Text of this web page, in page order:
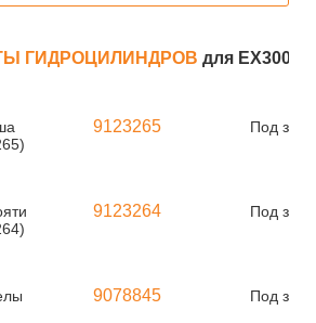
ГИДРОЦИЛИНДРОВ для EX300-3
9123265 Под
9123264 Под
9078845 Под